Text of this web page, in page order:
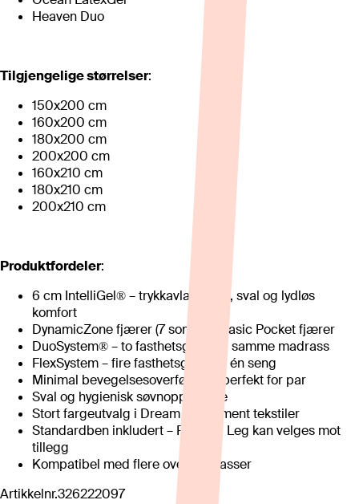
Heaven Duo
Tilgjengelige størrelser:
150x200 cm
160x200 cm
180x200 cm
200x200 cm
160x210 cm
180x210 cm
200x210 cm
Produktfordeler:
6 cm IntelliGel® – trykkavlastende, sval og lydløs
komfort
DynamicZone fjærer (7 soner) + Basic Pocket fjærer
DuoSystem® – to fasthetsgrader i samme madrass
FlexSystem – fire fasthetsgrader i én seng
Minimal bevegelsesoverføring – perfekt for par
Sval og hygienisk søvnopplevelse
Stort fargeutvalg i Dream og Moment tekstiler
Standardben inkludert – Floating Leg kan velges mot
tillegg
Kompatibel med flere overmadrasser
Artikkelnr.326222097